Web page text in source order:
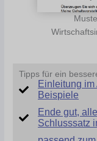
Tipps für ein
Einleitung
Beispiele
Ende gut,
Schlusssatz